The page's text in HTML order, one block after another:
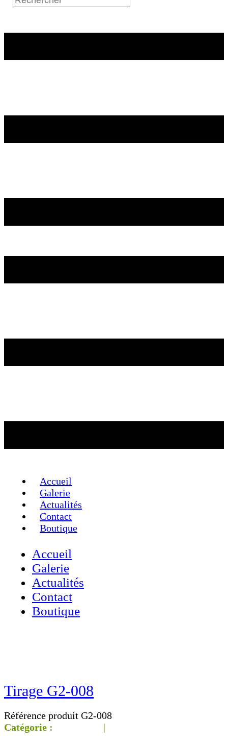
Accueil
Galerie
Actualités
Contact
Boutique
Accueil
Galerie
Actualités
Contact
Boutique
Tirage G2-008
Référence produit G2-008
Catégorie :
|